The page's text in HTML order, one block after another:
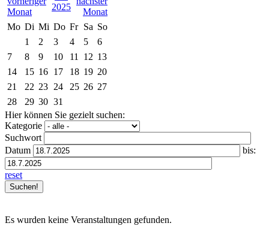
2025
Mo Di Mi Do Fr Sa So
1
2 3 4 5
6
7
8 9 10 11 12 13
14
15 16 17 18 19 20
21
22 23 24 25 26 27
28
29 30 31
Hier können Sie gezielt suchen:
Kategorie
Suchwort
Datum
bis:
reset
Es wurden keine Veranstaltungen gefunden.